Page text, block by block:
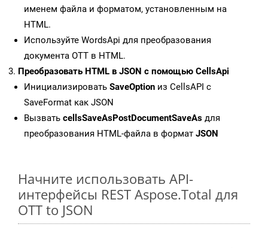
именем файла и форматом, установленным на
HTML.
Используйте WordsApi для преобразования
документа OTT в HTML.
Преобразовать HTML в JSON с помощью CellsApi
Инициализировать SaveOption из CellsAPI с
SaveFormat как JSON
Вызвать cellsSaveAsPostDocumentSaveAs для
преобразования HTML-файла в формат JSON
Начните использовать API-
интерфейсы REST Aspose.Total для
OTT to JSON